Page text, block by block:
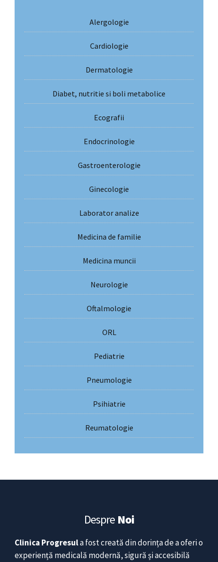
Alergologie
Cardiologie
Dermatologie
Diabet, nutritie si boli metabolice
Ecografii
Endocrinologie
Gastroenterologie
Ginecologie
Laborator analize
Medicina de familie
Medicina muncii
Neurologie
Oftalmologie
ORL
Pediatrie
Pneumologie
Psihiatrie
Reumatologie
Despre Noi
Clinica Progresula fost creată din dorința de a oferi o
experiență medicală modernă, sigură și accesibilă